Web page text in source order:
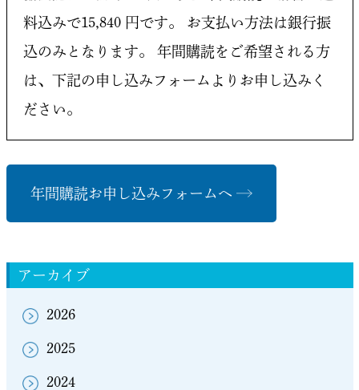
アーカイブ
2026
2025
2024
料込みで15,840 円です。
お支払い方法は銀行振
込のみとなります。
年間購読をご希望される方
は、下記の申し込みフォームよりお申し込みく
ださい。
年間購読お申し込みフォームへ